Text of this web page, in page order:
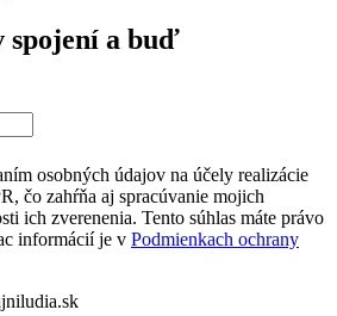
spojení a buď
osobných údajov na účely realizácie
čo zahŕňa aj spracúvanie mojich
ich zverenenia. Tento súhlas máte právo
informácií je v Podmienkach ochrany